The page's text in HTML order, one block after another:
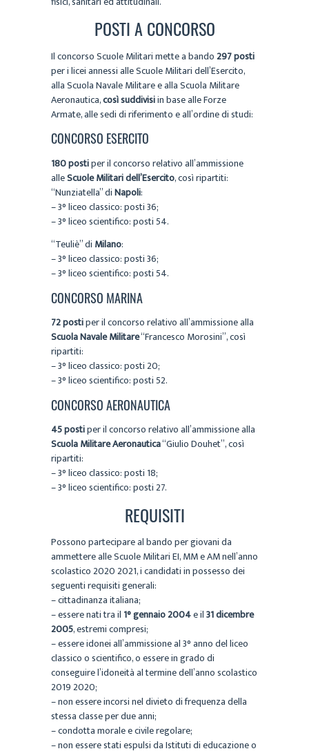
POSTI A CONCORSO
Il concorso Scuole Militari mette a bando297 posti
per i licei annessi alle Scuole Militari dell’Esercito,
alla Scuola Navale Militare e alla Scuola Militare
Aeronautica,così suddivisiin base alle Forze
Armate, alle sedi di riferimento e all’ordine di studi:
CONCORSO ESERCITO
180 postiper il concorso relativo all’ammissione
alleScuole Militari dell’Esercito, così ripartiti:
“Nunziatella” diNapoli:
– 3° liceo classico: posti 36;
– 3° liceo scientifico: posti 54.
“Teuliè” di Milano:
– 3° liceo classico: posti 36;
– 3° liceo scientifico: posti 54.
CONCORSO MARINA
72 postiper il concorso relativo all’ammissione alla
Scuola Navale Militare“Francesco Morosini”, così
ripartiti:
– 3° liceo classico: posti 20;
– 3° liceo scientifico: posti 52.
CONCORSO AERONAUTICA
45 postiper il concorso relativo all’ammissione alla
Scuola Militare Aeronautica“Giulio Douhet”, così
ripartiti:
– 3° liceo classico: posti 18;
– 3° liceo scientifico: posti 27.
REQUISITI
Possono partecipare al bando per giovani da
ammettere alle Scuole Militari EI, MM e AM nell’anno
scolastico 2020 2021, i candidati in possesso dei
seguenti requisiti generali:
– cittadinanza italiana;
– essere nati tra il 1° gennaio 2004e il31 dicembre
2005, estremi compresi;
– essere idonei all’ammissione al 3° anno del liceo
classico o scientifico, o essere in grado di
conseguire l’idoneità al termine dell’anno scolastico
2019 2020;
– non essere incorsi nel divieto di frequenza della
stessa classe per due anni;
– condotta morale e civile regolare;
– non essere stati espulsi da Istituti di educazione o